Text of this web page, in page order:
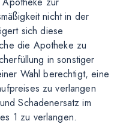
nicht in der
sich diese
die Apotheke zu
in sonstiger
Wahl berechtigt, eine
zu verlangen
Schadenersatz im
1 zu verlangen.